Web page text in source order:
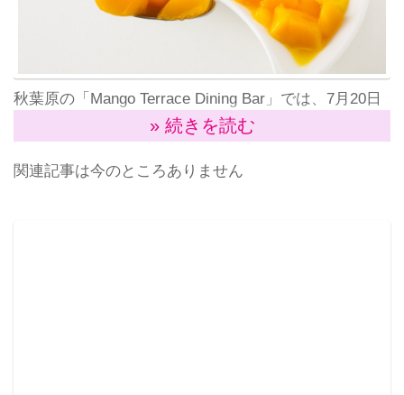
秋葉原の「Mango Terrace Dining Bar」では、7月20日
(金)～8月31日(金)の期間限定で台湾産高級アップルマ
(税込)で提供する。
» 続きを読む
関連記事は今のところありません